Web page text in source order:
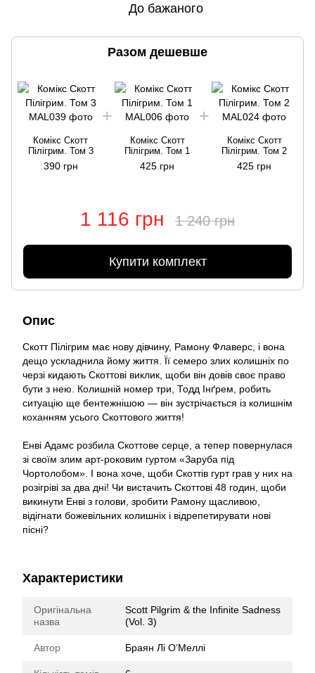
До бажаного
Разом дешевше
Комікс Скотт
Пілігрим. Том 3
390 грн
Комікс Скотт
Пілігрим. Том 1
425 грн
Комікс Скотт
Пілігрим. Том 2
425 грн
1 116 грн 1 240 грн
Купити комплект
Опис
Скотт Пілігрим має нову дівчину, Рамону Флаверс, і вона
дещо ускладнила йому життя. Її семеро злих колишніх по
черзі кидають Скоттові виклик, щоби він довів своє право
бути з нею. Колишній номер три, Тодд Інґрем, робить
ситуацію ще бентежнішою — він зустрічається із колишнім
коханням усього Скоттового життя!
Енві Адамс розбила Скоттове серце, а тепер повернулася
зі своїм злим арт-роковим гуртом «Заруба під
Чортолобом». І вона хоче, щоби Скоттів гурт грав у них на
розігріві за два дні! Чи вистачить Скоттові 48 годин, щоби
викинути Енві з голови, зробити Рамону щасливою,
відігнати божевільних колишніх і відрепетирувати нові
пісні?
Характеристики
Оригінальна
назва
Scott Pilgrim & the Infinite Sadness
(Vol. 3)
Автор Браян Лі О’Меллі